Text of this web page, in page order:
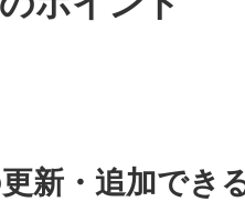
新・追加でき